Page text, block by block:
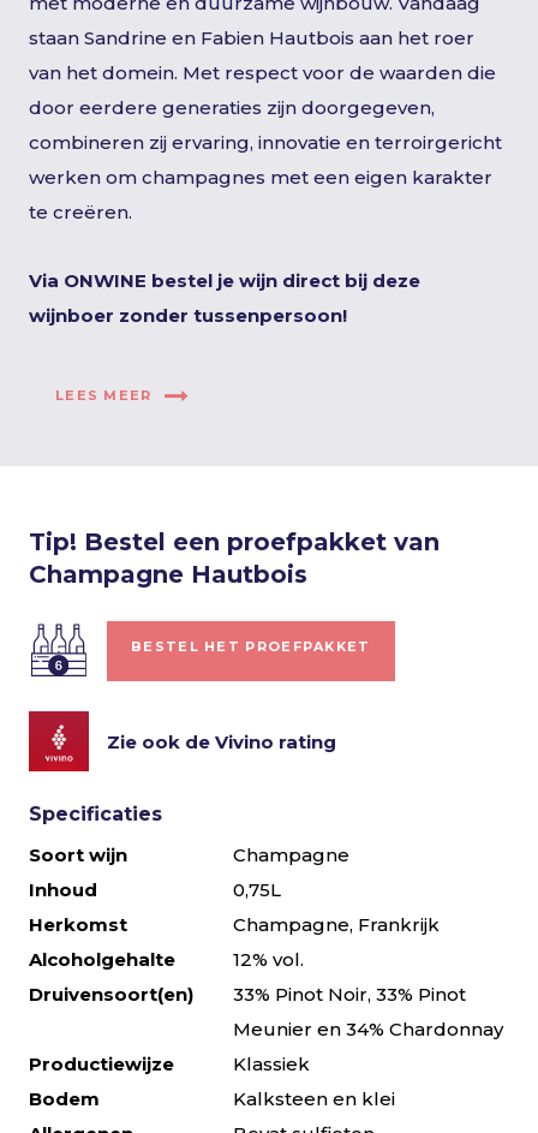
staan Sandrine en Fabien Hautbois aan het roer
van het domein. Met respect voor de waarden die
door eerdere generaties zijn doorgegeven,
combineren zij ervaring, innovatie en terroirgericht
werken om champagnes met een eigen karakter
te creëren.
Via ONWINE bestel je wijn direct bij deze
wijnboer zonder tussenpersoon!
LEES MEER
Tip! Bestel een proefpakket van
Champagne Hautbois
BESTEL HET PROEFPAKKET
Zie ook de Vivino rating
Specificaties
Soort wijn
Champagne
Inhoud
0,75L
Herkomst
Champagne, Frankrijk
Alcoholgehalte
12% vol.
Druivensoort(en)
33% Pinot Noir, 33% Pinot
Meunier en 34% Chardonnay
Productiewijze
Klassiek
Bodem
Kalksteen en klei